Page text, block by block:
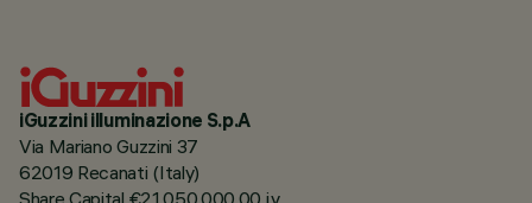
iGuzzini illuminazione S.p.A
Via Mariano Guzzini 37
62019 Recanati (Italy)
Share Capital €21.050.000,00 i.v.